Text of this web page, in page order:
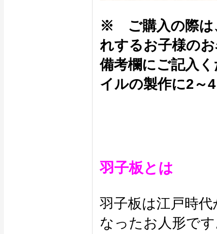
※ ご購入の際は
れするお子様の
備考欄にご記入
イルの製作に2～
羽子板とは
羽子板は江戸時
なったお人形で